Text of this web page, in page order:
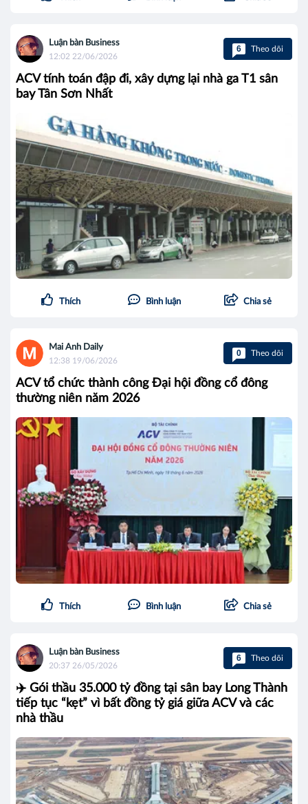
Luận bàn Business
12:02 22/06/2026
6 Theo dõi
ACV tính toán đập đi, xây dựng lại nhà ga T1 sân
bay Tân Sơn Nhất
Thích Bình luận Chia sẻ
Mai Anh Daily
12:38 19/06/2026
0 Theo dõi
ACV tổ chức thành công Đại hội đồng cổ đông
thường niên năm 2026
Thích Bình luận Chia sẻ
Luận bàn Business
20:37 26/05/2026
6 Theo dõi
✈️ Gói thầu 35.000 tỷ đồng tại sân bay Long Thành
tiếp tục “kẹt” vì bất đồng tỷ giá giữa ACV và các
nhà thầu